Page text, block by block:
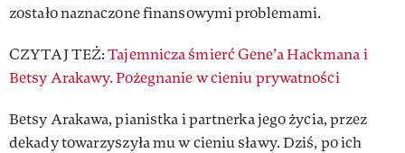
zostało naznaczone finansowymi problemami.
CZYTAJ TEŻ:Tajemnicza śmierć Gene’a Hackmana i
Betsy Arakawy. Pożegnanie w cieniu prywatności
Betsy Arakawa, pianistka i partnerka jego życia, przez
dekady towarzyszyła mu w cieniu sławy. Dziś, po ich